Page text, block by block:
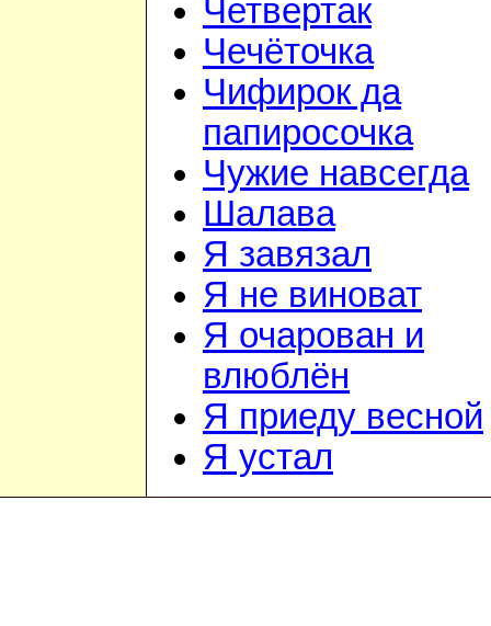
Четвертак
Чечёточка
Чифирок да
папиросочка
Чужие навсегда
Шалава
Я завязал
Я не виноват
Я очарован и
влюблён
Я приеду весной
Я устал